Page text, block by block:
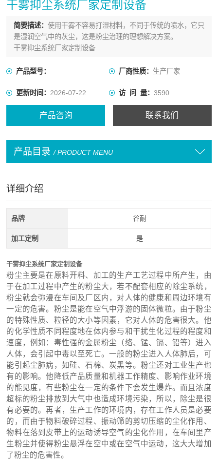
干雾抑尘系统厂家定制设备
简要描述： 使用干雾不容易打湿材料，不同于传统的喷水，它只
是湿润空气中的灰尘，这是粉尘治理的理想解决方案。
干雾抑尘系统厂家定制设备
产品型号： 厂商性质： 生产厂家
更新时间：2026-07-22 访 问 量： 3590
产品咨询 联系我们
产品目录 / PRODUCT MENU
详细介绍
品牌 谷耐
加工定制 是
干雾抑尘系统厂家定制设备
粉尘主要是在原料开料、加工的生产工艺过程中所产生，由
于在加工过程中产生的粉尘大，若不配套相应的除尘系统，
粉尘就会弥漫在车间及厂区内，对人体的健康和周边环境有
一定的危害。粉尘是能在空气中浮游的固体微粒。由于粉尘
的特殊性质、粒径的大小等因素，它对人体的危害很大。他
的化学性质不同程度地在体内参与和干扰生化过程的程度和
速度，例如：毒性强的金属粉尘（络、锰、镉、铅等）进入
人体，会引起中毒以至死亡。一般的粉尘进入人体肺后，可
能引起尘肺病，如硅、石棉、炭黑等。粉尘还对工业生产也
有的影响。他降低产品质量和机器工作精度、影响作业环境
的能见度，有些粉尘在一定的条件下会发生爆炸。而且浓度
超标的粉尘排放到大气中也造成环境污染，所以，除尘是很
有必要的。再者，生产工作的环境内，存在工作人员是必要
的，而由于物料破碎过程、振动筛的剪切压缩的尘化作用、
物料在落到皮带上的运动诱导空气的尘化作用，在车间里产
生粉尘并使得粉尘悬浮在空中或在空气中运动，这大大增加
了粉尘的危害性。